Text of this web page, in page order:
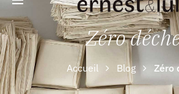
Zéro
Accueil Blog Zéro